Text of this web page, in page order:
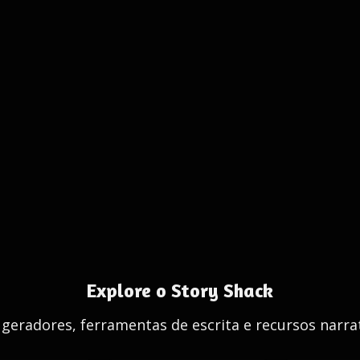
Explore o Story Shack
ferramentas de escrita e recursos